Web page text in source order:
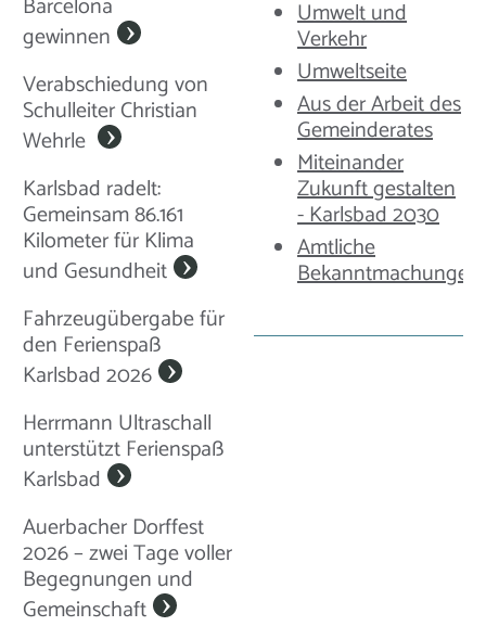
Barcelona
gewinnen
Verabschiedung von
Schulleiter Christian
Wehrle
Karlsbad radelt:
Gemeinsam 86.161
Kilometer für Klima
und Gesundheit
Fahrzeugübergabe für
den Ferienspaß
Karlsbad 2026
Herrmann Ultraschall
unterstützt Ferienspaß
Karlsbad
Auerbacher Dorffest
2026 – zwei Tage voller
Begegnungen und
Gemeinschaft
Umwelt und
Verkehr
Umweltseite
Aus der Arbeit des
Gemeinderates
Miteinander
Zukunft gestalten
- Karlsbad 2030
Amtliche
Bekanntmachungen